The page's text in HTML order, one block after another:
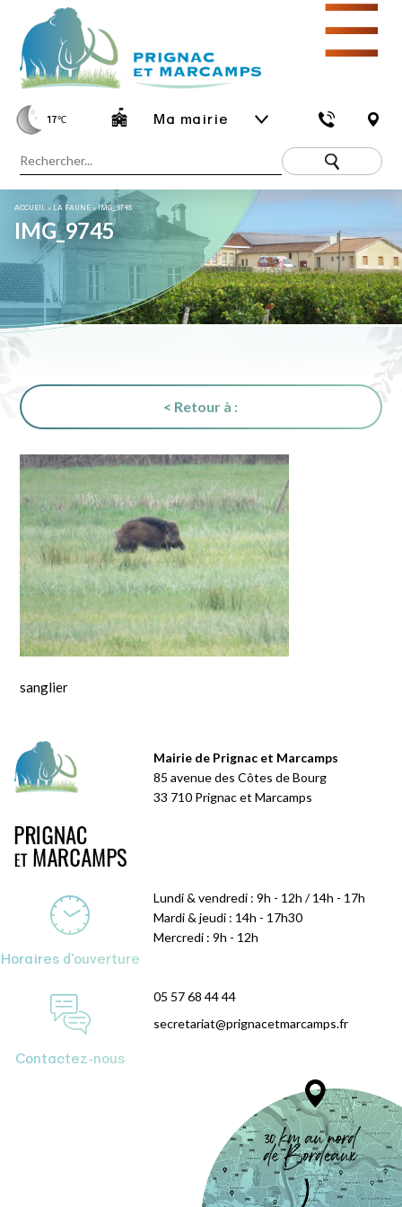
17℃ Ma mairie
☰
ACCUEIL » LA FAUNE »IMG_9745
IMG_9745
< Retour à :
sanglier
Mairie de Prignac et Marcamps
85 avenue des Côtes de Bourg
33 710 Prignac et Marcamps
Horaires d'ouverture
Lundi & vendredi : 9h - 12h / 14h - 17h
Mardi & jeudi : 14h - 17h30
Mercredi : 9h - 12h
Contactez-nous
05 57 68 44 44
secretariat@prignacetmarcamps.fr